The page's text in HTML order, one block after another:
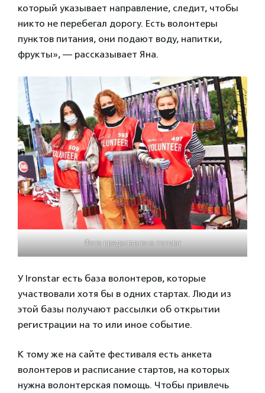
который указывает направление, следит, чтобы
никто не перебегал дорогу. Есть волонтеры
пунктов питания, они подают воду, напитки,
фрукты», — рассказывает Яна.
Фото предоставлено Ironstar
У Ironstar есть база волонтеров, которые
участвовали хотя бы в одних стартах. Люди из
этой базы получают рассылки об открытии
регистрации на то или иное событие.
К тому же на сайте фестиваля есть анкета
волонтеров и расписание стартов, на которых
нужна волонтерская помощь. Чтобы привлечь